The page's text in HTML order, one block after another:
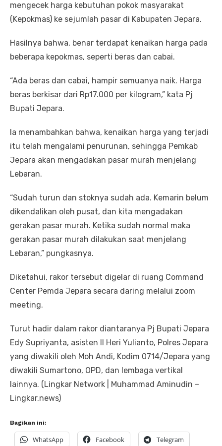
mengecek harga kebutuhan pokok masyarakat
(Kepokmas) ke sejumlah pasar di Kabupaten Jepara.
Hasilnya bahwa, benar terdapat kenaikan harga pada
beberapa kepokmas, seperti beras dan cabai.
“Ada beras dan cabai, hampir semuanya naik. Harga
beras berkisar dari Rp17.000 per kilogram,” kata Pj
Bupati Jepara.
Ia menambahkan bahwa, kenaikan harga yang terjadi
itu telah mengalami penurunan, sehingga Pemkab
Jepara akan mengadakan pasar murah menjelang
Lebaran.
“Sudah turun dan stoknya sudah ada. Kemarin belum
dikendalikan oleh pusat, dan kita mengadakan
gerakan pasar murah. Ketika sudah normal maka
gerakan pasar murah dilakukan saat menjelang
Lebaran,” pungkasnya.
Diketahui, rakor tersebut digelar di ruang Command
Center Pemda Jepara secara daring melalui zoom
meeting.
Turut hadir dalam rakor diantaranya Pj Bupati Jepara
Edy Supriyanta, asisten II Heri Yulianto, Polres Jepara
yang diwakili oleh Moh Andi, Kodim 0714/Jepara yang
diwakili Sumartono, OPD, dan lembaga vertikal
lainnya. (Lingkar Network | Muhammad Aminudin –
Lingkar.news)
Bagikan ini:
WhatsApp Facebook Telegram